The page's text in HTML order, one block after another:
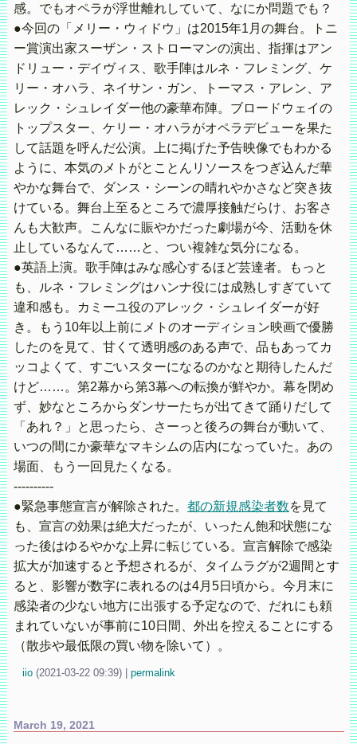
感。でもオペラが浮世離れしていて、なにか問題でも？
●今回の「メリー・ウィドウ」は2015年1月の舞台。トニ
ー賞演出家スーザン・ストローマンの演出、指揮はアン
ドリュー・デイヴィス、歌手陣はルネ・フレミング、ケ
リー・オハラ、ネイサン・ガン、トーマス・アレン、ア
レック・シュレイダー他の豪華布陣。ブロードウェイの
トップスター、ケリー・オハラがオペラデビューを果た
して話題を呼んだ公演。上に掲げた予告映像でもわかる
ように、本気のメトがとことんリソースをつぎ込んだ華
やかな舞台で、ダンス・シーンの晴れやかさなど突き抜
けている。舞台上至るところで濃厚接触だらけ、お客さ
んも大歓声。こんなに賑やかだった劇場が今、活動を休
止しているなんて……と、つい複雑な気分になる。
●英語上演。歌手陣はみな感心するほど芸達者。もっと
も、ルネ・フレミングはハンナ役には成熟しすぎていて
違和感も。カミーユ役のアレック・シュレイダーが好
き。もう10年以上前にメトのオーディション映画で優勝
したのを見て、甘くて透明感のある声で、品もあってカ
ッコよくて、すごいスターになるのかなと期待したんだ
けど……。第2幕から第3幕への転換が鮮やか。幕を閉め
ず、妙なところからダンサーたちが出てきて踊りだして
「あれ？」と思ったら、さーっと後ろの舞台が動いて、
いつの間にか豪華なマキシムの店内になっていた。あの
場面、もう一回見たくなる。
----------
●緊急事態宣言が解除された。 都の新規感染者数を見て
も、宣言の効果は絶大だったが、いったん飽和状態にな
った後はゆるやかな上昇に転じている。宣言解除で感染
拡大が加速すると予想されるが、タイムラグが2週間とす
ると、影響が数字に表れるのは4月5日頃から。今月末に
感染者の少ない地方に出張する予定なので、だれにも頼
まれていないが事前に10日間、外出を控えることにする
（散歩や最低限の買い物を除いて）。
iio (2021-03-22 09:39) permalink
March 19, 2021